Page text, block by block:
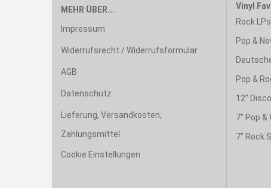
MEHR ÜBER...
Impressum
Widerrufsrecht / Widerrufsformular
AGB
Datenschutz
Lieferung, Versandkosten,
Zahlungsmittel
Cookie Einstellungen
Vinyl
Rock LPs
Pop &
Pop &
12"
7" Pop &
7" Rock